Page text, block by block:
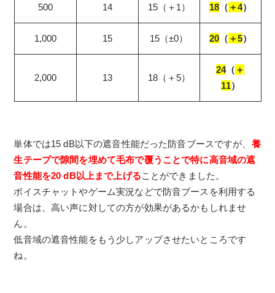
500 14 15（＋1） 18（ ＋4）
1,000 15 15（±0） 20（ ＋5）
2,000 13 18（＋5）
24（ ＋
11）
単体では15 dB以下の遮音性能だった防音ブースですが、 養
生テープで隙間を埋めて毛布で覆うことで特に高音域の遮
音性能を20 dB以上まで上げることができました。
ボイスチャットやゲーム実況などで防音ブースを利用する
場合は、高い声に対しての方が効果があるかもしれませ
ん。
低音域の遮音性能をもう少しアップさせたいところです
ね。